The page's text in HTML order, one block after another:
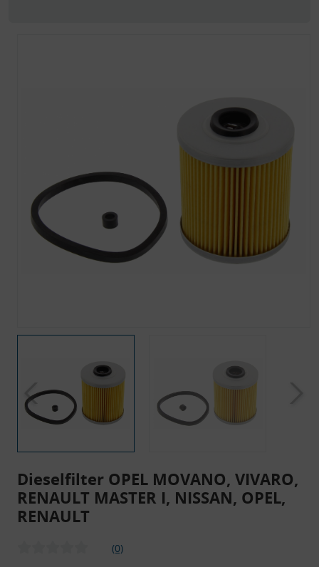
Dieselfilter OPEL MOVANO, VIVARO,
RENAULT MASTER I, NISSAN, OPEL,
RENAULT
(0)